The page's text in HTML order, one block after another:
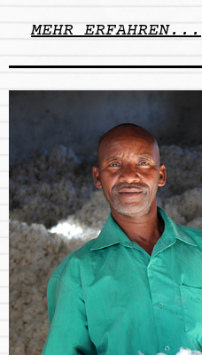
MEHR ERFAHREN...